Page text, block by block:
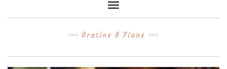
Toggle
Navigation
Gratins & Flans